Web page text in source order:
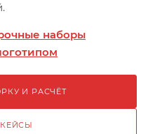
наборы
И РАСЧЁТ